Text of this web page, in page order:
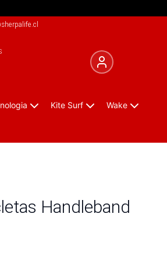
Kite Surf Wake
Handleband